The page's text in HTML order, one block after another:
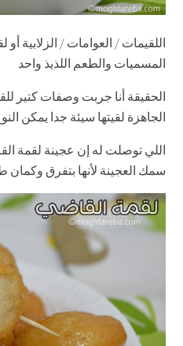
اللقيمات / العوامات / الزلابية
المسميات والطعم اللذيذ واحد
الحقيقة أنا جربت وصفات كتير
الجاهزة لقيتها سيئة جدا يمكن
اللي توصلت له إن عجينة لقمة
سمك العجينة لأنها بتفرق وكمان